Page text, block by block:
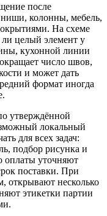
после
колонны, мебель,
На схеме
ли целый элемент у
кухонной линии
число швов,
и может дать
формат иногда
утверждённой
локальный
для всех задач:
подбор рисунка и
оплаты уточняют
поставки. При
открывают несколько
этикетки партии